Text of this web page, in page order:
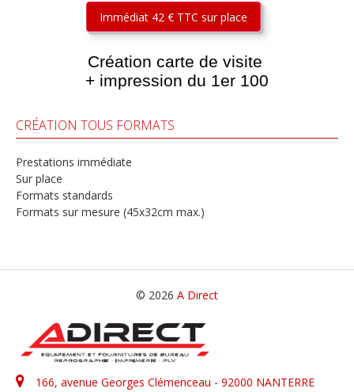
Immédiat 42 € TTC sur place
Création carte de visite
+ impression du 1er 100
CRÉATION TOUS FORMATS
Prestations immédiate
Sur place
Formats standards
Formats sur mesure (45x32cm max.)
© 2026 A Direct
166, avenue Georges Clémenceau - 92000 NANTERRE